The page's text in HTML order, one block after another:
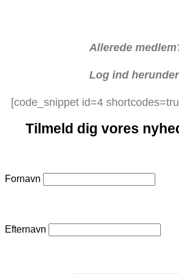
Allerede
Log ind
[code_snippet id=4
Tilmeld dig vores
Fornavn
Efternavn